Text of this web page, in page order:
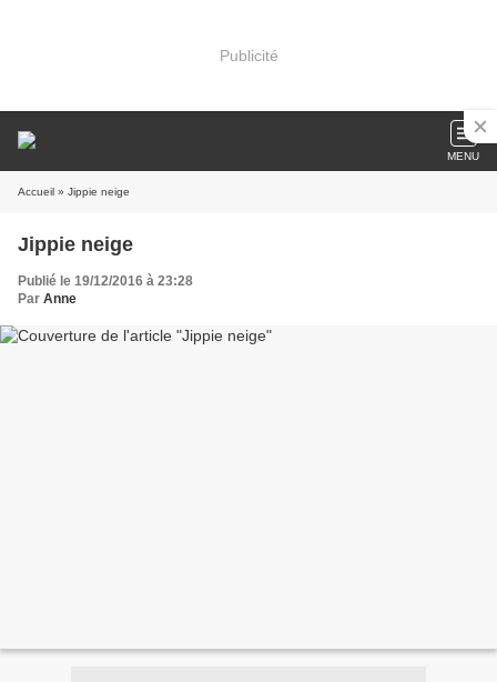
Publicité
MENU
Accueil » Jippie neige
Jippie neige
Publié le 19/12/2016 à 23:28
Par Anne